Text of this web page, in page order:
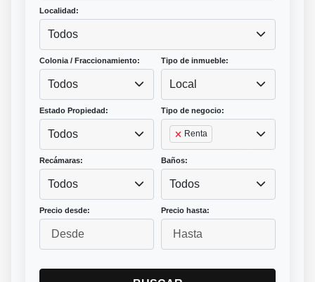
Localidad:
Todos
Colonia / Fraccionamiento:
Todos
Tipo de inmueble:
Local
Estado Propiedad:
Todos
Tipo de negocio:
Renta
Recámaras:
Todos
Baños:
Todos
Precio desde: Precio hasta: